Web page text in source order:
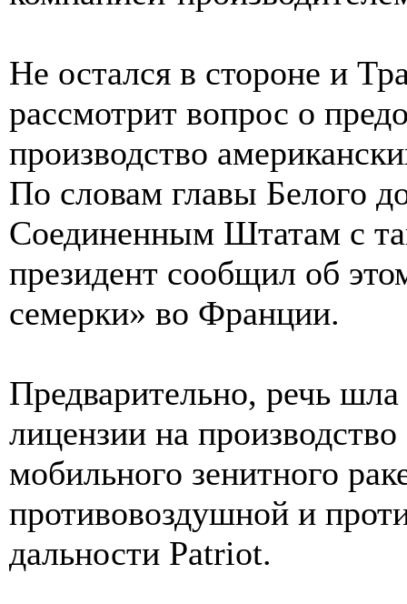
Не остался в стороне и
рассмотрит вопрос о
производство
По словам главы Белого
Соединенным Штатам с
президент сообщил об
семерки» во Франции.
Предварительно, речь
лицензии на
мобильного зенитного
противовоздушной и
дальности Patriot.